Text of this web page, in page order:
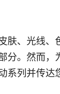
肤、光线
分。然而
列并传达